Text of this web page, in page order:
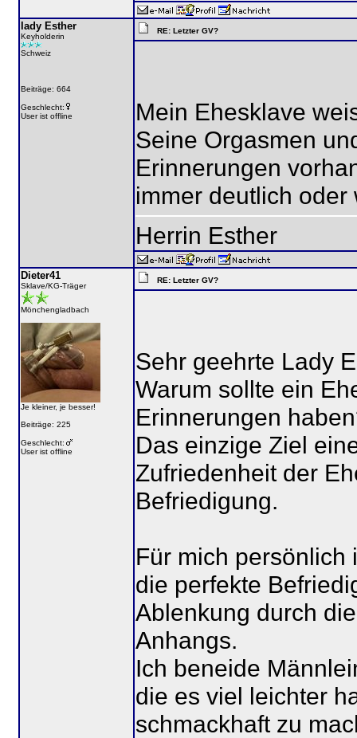
lady Esther
Keyholderin
Schweiz
Beiträge: 664
Geschlecht:
User ist offline
RE: Letzter GV?
Mein Ehesklave
Seine Orgasmen
Erinnerungen
immer deutlich
Herrin Esther
Dieter41
Sklave/KG-Träger
Mönchengladbach
Je kleiner, je besser!
Beiträge: 225
Geschlecht:
User ist offline
RE: Letzter GV?
Sehr geehrte Lady
Warum sollte ein
Erinnerungen
Das einzige Ziel
Zufriedenheit der
Befriedigung.
Für mich persönlich
die perfekte
Ablenkung durch
Anhangs.
Ich beneide
die es viel leichter
schmackhaft zu